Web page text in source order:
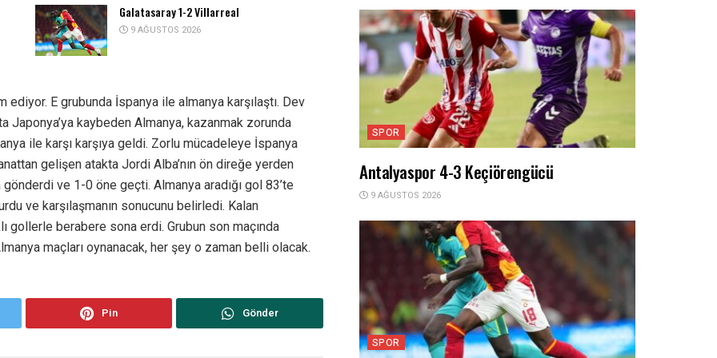
Galatasaray 1-2 Villarreal
9 AĞUSTOS 2026
ediyor. E grubunda İspanya ile almanya karşılaştı. Dev
Japonya’ya kaybeden Almanya, kazanmak zorunda
ile karşı karşıya geldi. Zorlu mücadeleye İspanya
gelişen atakta Jordi Alba’nın ön direğe yerden
ve 1-0 öne geçti. Almanya aradığı gol 83’te
ve karşılaşmanın sonucunu belirledi. Kalan
gollerle berabere sona erdi. Grubun son maçında
maçları oynanacak, her şey o zaman belli olacak.
Pin Gönder
SPOR
Antalyaspor 4-3 Keçiörengücü
9 AĞUSTOS 2026
SPOR